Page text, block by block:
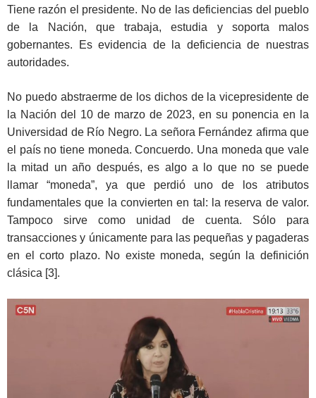
Tiene razón el presidente. No de las deficiencias del pueblo
de la Nación, que trabaja, estudia y soporta malos
gobernantes. Es evidencia de la deficiencia de nuestras
autoridades.
No puedo abstraerme de los dichos de la vicepresidente de
la Nación del 10 de marzo de 2023, en su ponencia en la
Universidad de Río Negro. La señora Fernández afirma que
el país no tiene moneda. Concuerdo. Una moneda que vale
la mitad un año después, es algo a lo que no se puede
llamar “moneda”, ya que perdió uno de los atributos
fundamentales que la convierten en tal: la reserva de valor.
Tampoco sirve como unidad de cuenta. Sólo para
transacciones y únicamente para las pequeñas y pagaderas
en el corto plazo. No existe moneda, según la definición
clásica [3].